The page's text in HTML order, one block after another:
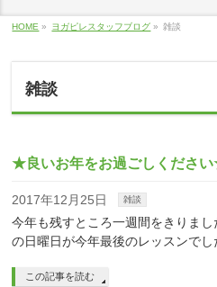
HOME » ヨガピレスタッフブログ » 雑談
雑談
★良いお年をお過ごしくださ
2017年12月25日 雑談
今年も残すところ一週間をきりま
の日曜日が今年最後のレッスンで
この記事を読む